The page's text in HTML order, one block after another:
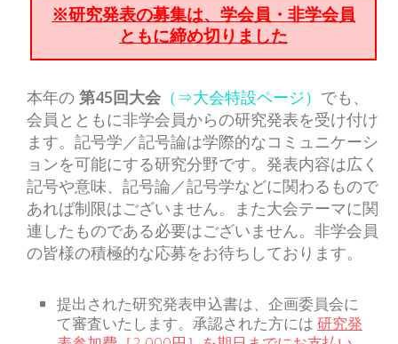
研究会・研究プロジェクト
日本記号学会第46回大会
（2026/7/11・7/12）「パース
記号論のフロンティア」特設ペ
ージ
※研究発表の募集は、学会員・非学会員
ともに締め切りました
本年の第45回大会 （⇒大会特設ページ） でも、
会員とともに非学会員からの研究発表を受け付け
ます。記号学／記号論は学際的なコミュニケーシ
ョンを可能にする研究分野です。発表内容は広く
記号や意味、記号論／記号学などに関わるもので
あれば制限はございません。また大会テーマに関
連したものである必要はございません。非学会員
の皆様の積極的な応募をお待ちしております。
提出された研究発表申込書は、企画委員会に
て審査いたします。承認された方には 研究発